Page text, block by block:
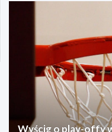
Wyścig o play-offy